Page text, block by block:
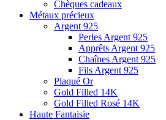
Chèques cadeaux
Métaux précieux
Argent 925
Perles Argent 925
Apprêts Argent 925
Chaînes Argent 925
Fils Argent 925
Plaqué Or
Gold Filled 14K
Gold Filled Rosé 14K
Haute Fantaisie